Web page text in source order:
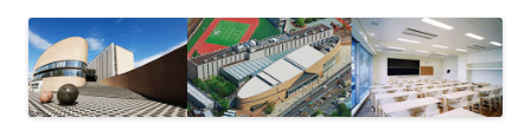
ン
ツ
へ
ス
キ
ッ
プ